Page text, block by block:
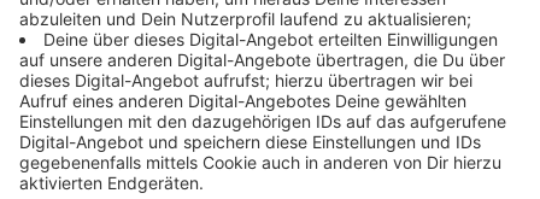
gezeigt, worauf vor dem Kauf oder der Miete von
Wohnmobilen und -wagen zu achten ist. Die aktuellen
Krisen gehen aber auch an der Camping-Branche nicht
spurlos vorbei. Aktuell verzeichnet der
Branchenverband bei Fahrzeug-Neuzulassungen ein
Minus von über 10 Prozent (13,6) - im Vergleich zum
Vorjahreszeitraum.